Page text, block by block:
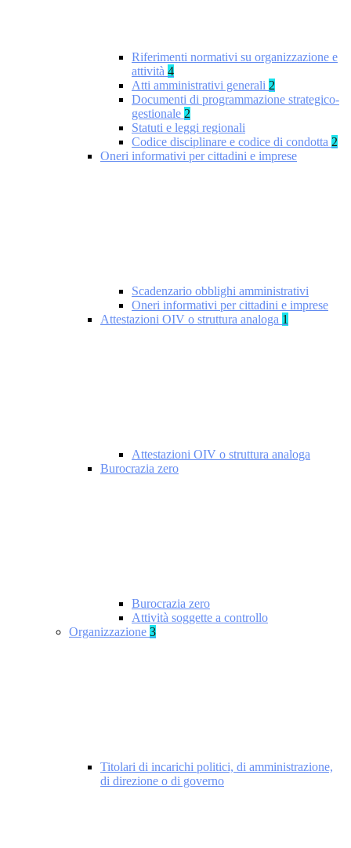
Riferimenti normativi su organizzazione e
attività 4
Atti amministrativi generali 2
Documenti di programmazione strategico-
gestionale 2
Statuti e leggi regionali
Codice disciplinare e codice di condotta 2
Oneri informativi per cittadini e imprese
Scadenzario obblighi amministrativi
Oneri informativi per cittadini e imprese
Attestazioni OIV o struttura analoga 1
Attestazioni OIV o struttura analoga
Burocrazia zero
Burocrazia zero
Attività soggette a controllo
Organizzazione 3
Titolari di incarichi politici, di amministrazione,
di direzione o di governo